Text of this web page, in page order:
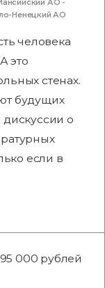
АО -
Ненецкий АО
человека
это
стенах.
будущих
о
если в
000 рублей